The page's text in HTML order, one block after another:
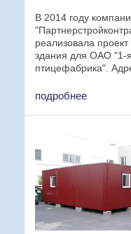
В 2014 году
реализовала
здания для ОАО "1-
птицефабрика".
Дубовляны и СХП
здания: 6х2,4 м.
подробнее